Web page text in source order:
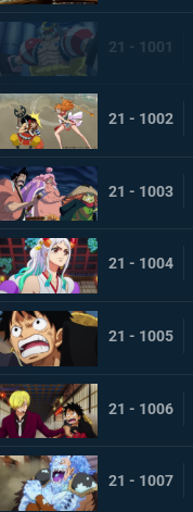
21 - 1001
21 - 1002
21 - 1003
21 - 1004
21 - 1005
21 - 1006
21 - 1007